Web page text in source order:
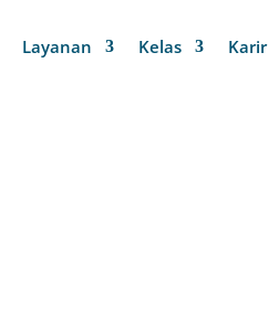
Layanan Kelas Karir